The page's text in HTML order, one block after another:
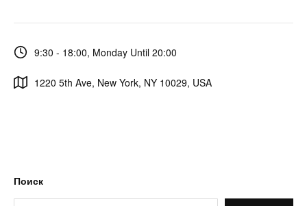
9:30 - 18:00, Monday Until 20:00
1220 5th Ave, New York, NY 10029, USA
Поиск